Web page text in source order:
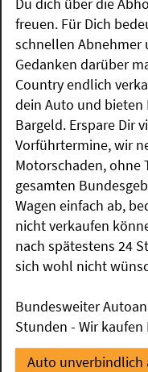
freuen. Für Dich
schnellen
Gedanken darüber
Country endlich
dein Auto und
Bargeld. Erspare Dir
Vorführtermine, wir
Motorschaden, ohne
gesamten
Wagen einfach ab,
nicht verkaufen
nach spätestens 24
sich wohl nicht
Bundesweiter
Stunden - Wir
Auto unverbindlich